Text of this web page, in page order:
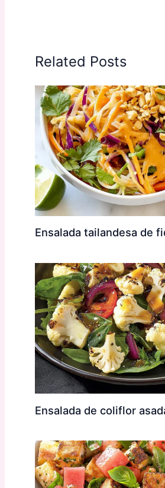
Related Posts
Ensalada tailandesa de
Ensalada de coliflor